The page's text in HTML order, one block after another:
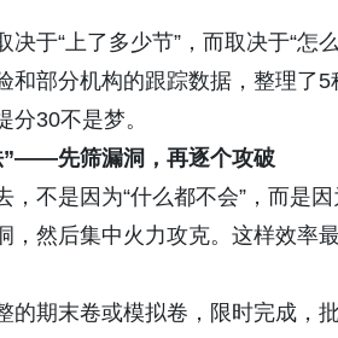
于“上了多少节”，而取决于“怎
和部分机构的跟踪数据，整理了
分30不是梦。
”——先筛漏洞，再逐个攻破
，不是因为“什么都不会”，而是
，然后集中火力攻克。这样效率
的期末卷或模拟卷，限时完成，